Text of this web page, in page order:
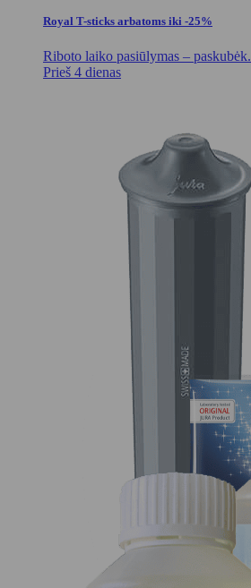
Royal T-sticks arbatoms iki -25%
Riboto laiko pasiūlymas – paskubėk.
Prieš 4 dienas